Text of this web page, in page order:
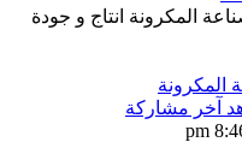
المكرونة انتاج و جودة
آخر مشاركة